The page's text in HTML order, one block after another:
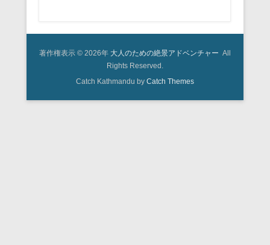
著作権表示 © 2026年 大人のための絶景アドベンチャー All
Rights Reserved.
Catch Kathmandu by Catch Themes